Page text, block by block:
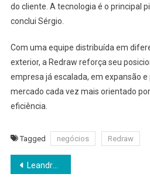
do cliente. A tecnologia é o principal
conclui Sérgio.
Com uma equipe distribuída em
exterior, a Redraw reforça seu
empresa já escalada, em expansão
mercado cada vez mais orientado
eficiência.
Tagged negócios Redraw
Navegação
Leandro Correia, CEO da Instfy defende uma jornada de trabalho de 168 horas semanais